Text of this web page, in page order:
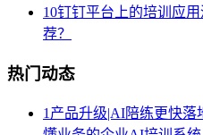
10钉钉平台上的培训应
荐？
热门动态
1 产品升级|AI陪练更快